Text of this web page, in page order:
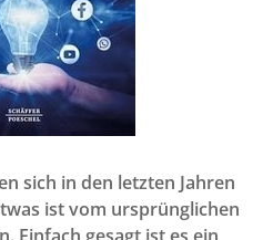
sich in den letzten Jahren
ist vom ursprünglichen